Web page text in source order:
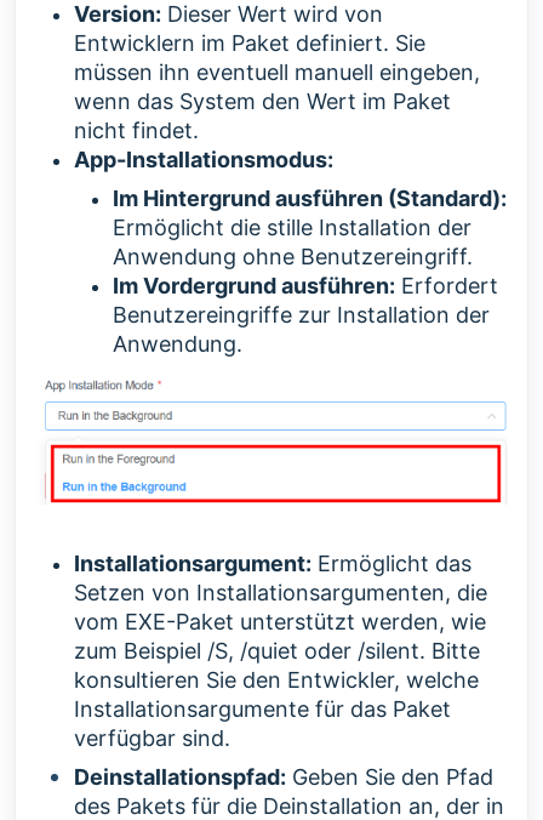
Version: Dieser Wert wird von
Entwicklern im Paket definiert. Sie
müssen ihn eventuell manuell eingeben,
wenn das System den Wert im Paket
nicht findet.
App-Installationsmodus:
Im Hintergrund ausführen (Standard):
Ermöglicht die stille Installation der
Anwendung ohne Benutzereingriff.
Im Vordergrund ausführen: Erfordert
Benutzereingriffe zur Installation der
Anwendung.
Installationsargument: Ermöglicht das
Setzen von Installationsargumenten, die
vom EXE-Paket unterstützt werden, wie
zum Beispiel /S, /quiet oder /silent. Bitte
konsultieren Sie den Entwickler, welche
Installationsargumente für das Paket
verfügbar sind.
Deinstallationspfad: Geben Sie den Pfad
des Pakets für die Deinstallation an, der in